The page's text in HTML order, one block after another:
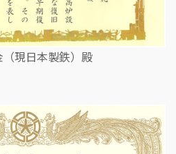
現日本製鉄）殿